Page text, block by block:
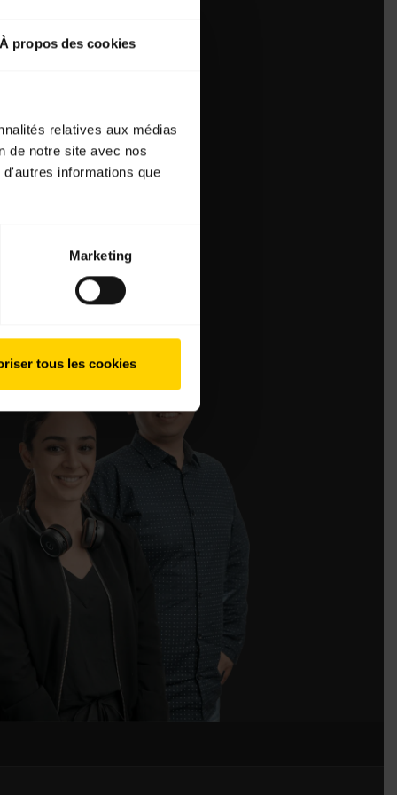
À propos des cookies
relatives aux médias
de notre site avec nos
informations que
Marketing
tous les cookies